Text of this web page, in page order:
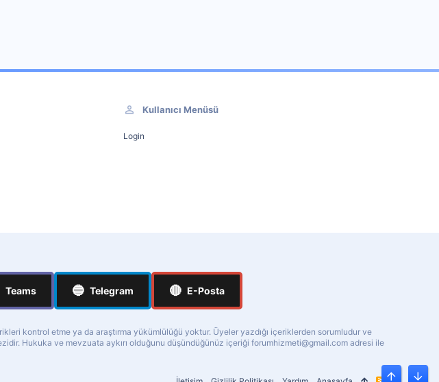
Kullanıcı Menüsü
Login
Teams 🔵 Telegram 🔴 E-Posta
kontrol etme ya da araştırma yükümlülüğü yoktur. Üyeler yazdığı içeriklerden sorumludur ve
Hukuka ve mevzuata aykırı olduğunu düşündüğünüz içeriği forumhizmeti@gmail.com adresi ile